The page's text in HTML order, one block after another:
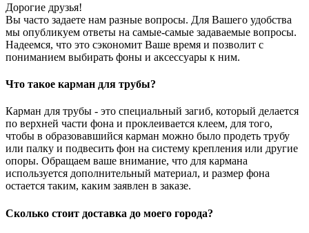
Дорогие друзья!
Вы часто задаете нам разные вопросы. Для Вашего удобства
мы опубликуем ответы на самые-самые задаваемые вопросы.
Надеемся, что это сэкономит Ваше время и позволит с
пониманием выбирать фоны и аксессуары к ним.
Что такое карман для трубы?
Карман для трубы - это специальный загиб, который делается
по верхней части фона и проклеивается клеем, для того,
чтобы в образовавшийся карман можно было продеть трубу
или палку и подвесить фон на систему крепления или другие
опоры. Обращаем ваше внимание, что для кармана
используется дополнительный материал, и размер фона
остается таким, каким заявлен в заказе.
Сколько стоит доставка до моего города?